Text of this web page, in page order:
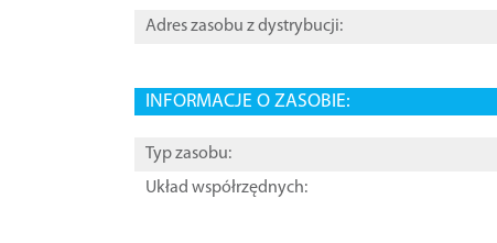
Adres zasobu z dystrybucji:
INFORMACJE O ZASOBIE:
Typ zasobu:
Układ współrzędnych: